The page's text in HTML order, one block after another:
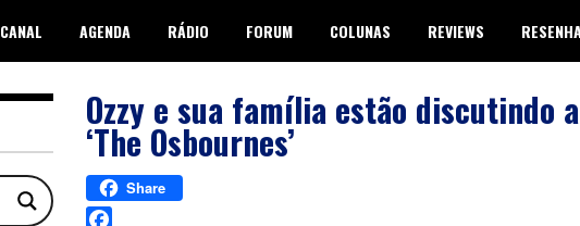
CANAL AGENDA RÁDIO FORUM COLUNAS REVIEWS
Ozzy e sua família estão discutindo
‘The Osbournes’
Share